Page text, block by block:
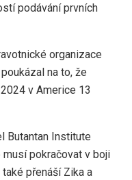
podávání prvních
organizace
na to, že
v Americe 13
Butantan Institute
musí pokračovat v boji
přenáší Zika a